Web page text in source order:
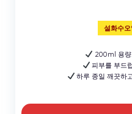
설화수
200ml 용량
피부를 부드
하루 종일 깨끗하